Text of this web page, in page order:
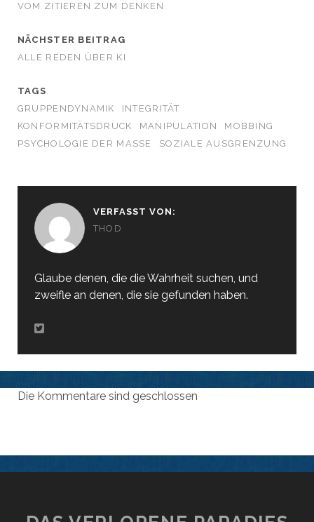
VOM ZITIEREN ZUM DENKEN
NÄCHSTER BEITRAG
ALLE REDEN ÜBER KI
TAGS
GRUPPENDYNAMIK
INTEGRITÄT
KONFORMITÄTSDRUCK
MANIPULATION
MOBBING
PSYCHOLOGIE DER MASSE
SOZIALE AUSGRENZUNG
VERFASST VON:
THOD
Glaube denen, die die Wahrheit suchen, und
zweifle an denen, die sie gefunden haben.
Die Kommentare sind geschlossen